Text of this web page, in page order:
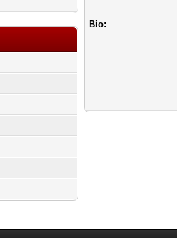
Bio: